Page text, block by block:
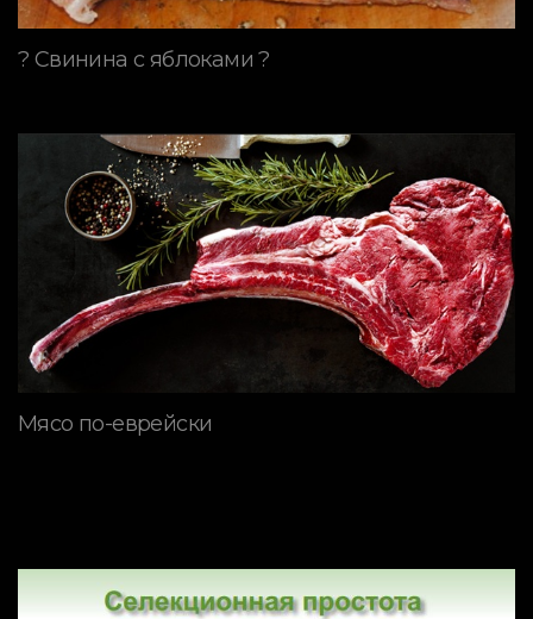
? Свинина с яблоками ?
Мясо по-еврейски